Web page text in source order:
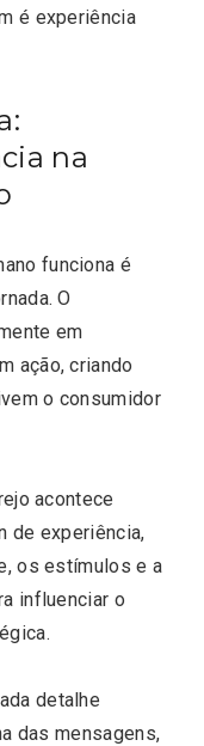
é experiência
na
funciona é
O
em
ação, criando
o consumidor
acontece
de experiência,
os estímulos e a
influenciar o
detalhe
das mensagens,